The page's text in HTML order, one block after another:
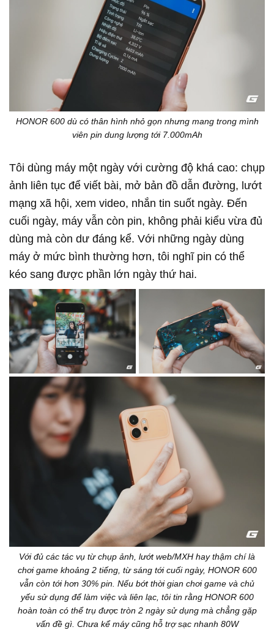
HONOR 600 dù có thân hình nhỏ gọn nhưng mang trong mình
viên pin dung lượng tới 7.000mAh
Tôi dùng máy một ngày với cường độ khá cao: chụp
ảnh liên tục để viết bài, mở bản đồ dẫn đường, lướt
mạng xã hội, xem video, nhắn tin suốt ngày. Đến
cuối ngày, máy vẫn còn pin, không phải kiểu vừa đủ
dùng mà còn dư đáng kể. Với những ngày dùng
máy ở mức bình thường hơn, tôi nghĩ pin có thể
kéo sang được phần lớn ngày thứ hai.
Với đủ các tác vụ từ chụp ảnh, lướt web/MXH hay thậm chí là
chơi game khoảng 2 tiếng, từ sáng tới cuối ngày, HONOR 600
vẫn còn tới hơn 30% pin. Nếu bớt thời gian chơi game và chủ
yếu sử dụng để làm việc và liên lạc, tôi tin rằng HONOR 600
hoàn toàn có thể trụ được tròn 2 ngày sử dụng mà chẳng gặp
vấn đề gì. Chưa kể máy cũng hỗ trợ sạc nhanh 80W